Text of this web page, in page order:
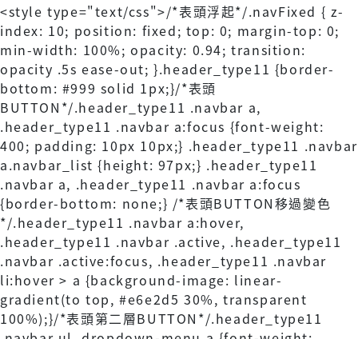
<style type="text/css">/*表頭浮起*/.navFixed { z-
index: 10; position: fixed; top: 0; margin-top: 0;
min-width: 100%; opacity: 0.94; transition:
opacity .5s ease-out; }.header_type11 {border-
bottom: #999 solid 1px;}/*表頭
BUTTON*/.header_type11 .navbar a,
.header_type11 .navbar a:focus {font-weight:
400; padding: 10px 10px;} .header_type11 .navbar
a.navbar_list {height: 97px;} .header_type11
.navbar a, .header_type11 .navbar a:focus
{border-bottom: none;} /*表頭BUTTON移過變色
*/.header_type11 .navbar a:hover,
.header_type11 .navbar .active, .header_type11
.navbar .active:focus, .header_type11 .navbar
li:hover > a {background-image: linear-
gradient(to top, #e6e2d5 30%, transparent
100%);}/*表頭第二層BUTTON*/.header_type11